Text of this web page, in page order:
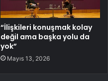
“İlişkileri konuşmak kolay
değil ama başka yolu da
yok”
Mayıs 13, 2026